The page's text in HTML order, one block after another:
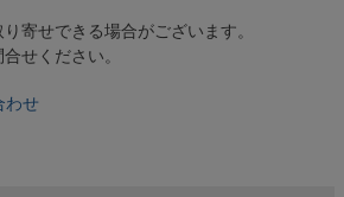
寄せできる場合がございます。
せください。
わせ